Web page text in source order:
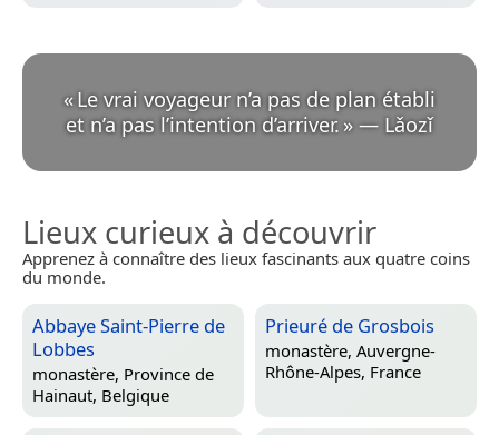
«Le vrai voyageur n’a pas de plan établi
et n’a pas l’intention d’arriver. » — Lǎozǐ
Lieux curieux à découvrir
Apprenez à connaître des lieux fascinants aux quatre coins
du monde.
Abbaye Saint-Pierre de
Lobbes
monastère, Province de
Hainaut, Belgique
Prieuré de Grosbois
monastère, Auvergne-
Rhône-Alpes, France